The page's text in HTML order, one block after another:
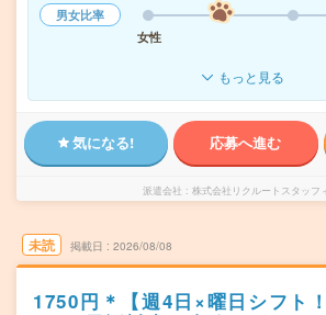
男女比率
女性
もっと見る
気になる! 応募へ進む
派遣会社 株式会社リクルートスタッフ
未読 掲載日 2026/08/08
1750円＊【週4日×曜日シフト